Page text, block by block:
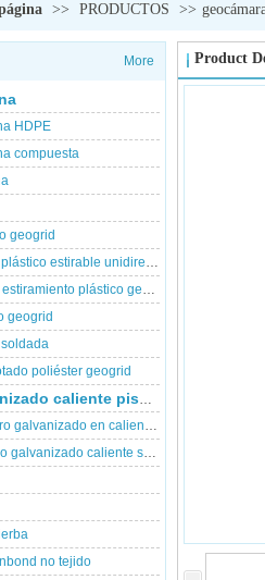
>> PRODUCTOS >>
More
HDPE
compuesta
geogrid
estirable unidireccional
plástico geogrid
geogrid
poliéster geogrid
caliente piscina de peces
en caliente circular piscicultura estanque
caliente soporte para piscinas de peces
no tejido
Product